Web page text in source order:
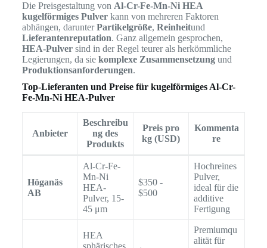
Die Preisgestaltung von Al-Cr-Fe-Mn-Ni HEA
kugelförmiges Pulverkann von mehreren Faktoren
abhängen, darunterPartikelgröße, Reinheitund
Lieferantenreputation. Ganz allgemein gesprochen,
HEA-Pulversind in der Regel teurer als herkömmliche
Legierungen, da sie komplexe Zusammensetzungund
Produktionsanforderungen.
Top-Lieferanten und Preise für kugelförmiges Al-Cr-
Fe-Mn-Ni HEA-Pulver
Anbieter
Beschreibu
ng des
Produkts
Preis pro
kg (USD)
Kommenta
re
Höganäs
AB
Al-Cr-Fe-
Mn-Ni
HEA-
Pulver, 15-
45 μm
$350 -
$500
Hochreines
Pulver,
ideal für die
additive
Fertigung
HEA
sphärisches
Premiumqu
alität für